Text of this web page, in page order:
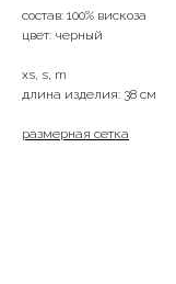
состав: 100% вискоза
цвет: черный
xs, s, m
длина изделия: 38 см
размерная сетка